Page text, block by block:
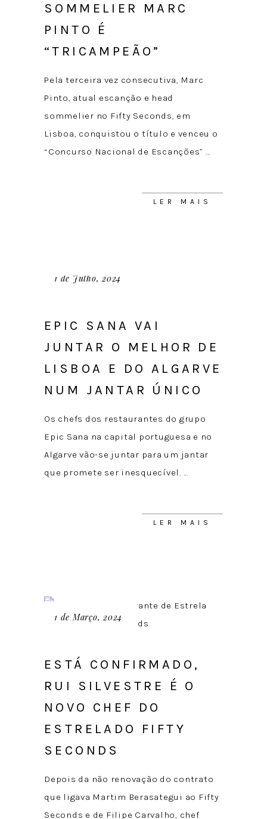
SOMMELIER MARC
PINTO É
“TRICAMPEÃO”
Pela terceira vez consecutiva, Marc
Pinto, atual escanção e head
sommelier no Fifty Seconds, em
Lisboa, conquistou o título e venceu o
“Concurso Nacional de Escanções”
LER MAIS
1 de Julho, 2024
EPIC SANA VAI
JUNTAR O MELHOR DE
LISBOA E DO ALGARVE
NUM JANTAR ÚNICO
Os chefs dos restaurantes do grupo
Epic Sana na capital portuguesa e no
Algarve vão-se juntar para um jantar
que promete ser inesquecível.
LER MAIS
1 de Março, 2024
ESTÁ CONFIRMADO,
RUI SILVESTRE É O
NOVO CHEF DO
ESTRELADO FIFTY
SECONDS
Depois da não renovação do contrato
que ligava Martim Berasategui ao Fifty
Seconds e de Filipe Carvalho, chef